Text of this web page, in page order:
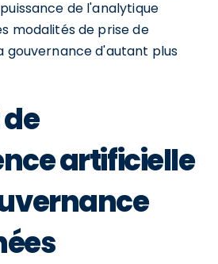
de l'analytique
modalités de prise de
gouvernance d'autant plus
artificielle